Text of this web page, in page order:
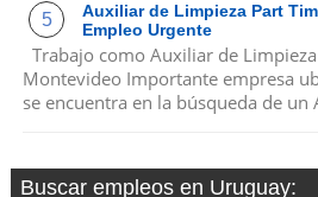
Auxiliar de Limpieza Part
Empleo Urgente
Trabajo como Auxiliar de
Montevideo Importante empresa
se encuentra en la búsqueda de un
Buscar empleos en Uruguay: